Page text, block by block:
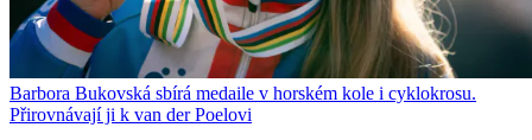
Barbora Bukovská sbírá medaile v horském kole i cyklokrosu.
Přirovnávají ji k van der Poelovi